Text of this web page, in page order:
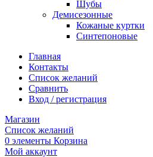
Шубы
Демисезонные
Кожаные куртки
Синтепоновые
Главная
Контакты
Список желаний
Сравнить
Вход / регистрация
Магазин
Список желаний
0 элементы Корзина
Мой аккаунт